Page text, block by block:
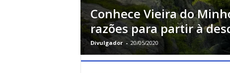
i
r
P
Conhece Vieira do
razões para partir à
Divulgador - 20/05/2020